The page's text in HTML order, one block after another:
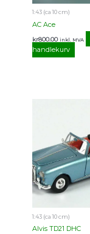
1:43 (ca 10 cm)
AC Ace
kr800.00 inkl. MVA
handlekurv
1:43 (ca 10 cm)
Alvis TD21 DHC